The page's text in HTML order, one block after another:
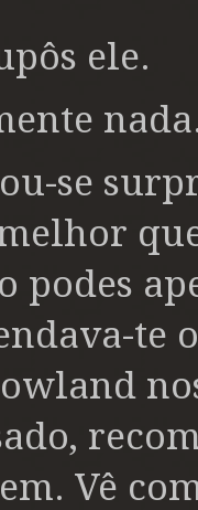
ele.
se
podes
te
Vê